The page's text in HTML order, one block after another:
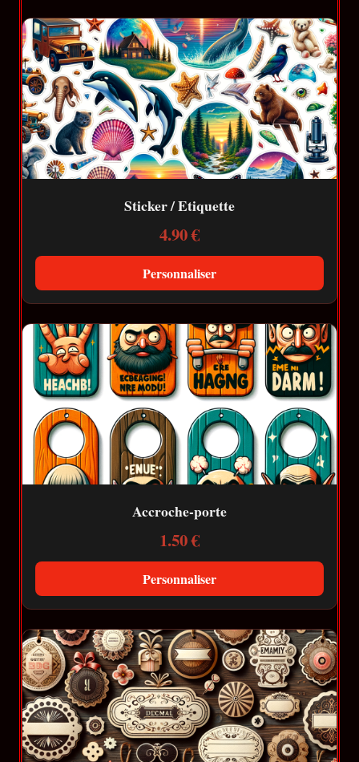
Sticker / Etiquette
4.90 €
Personnaliser
Accroche-porte
1.50 €
Personnaliser